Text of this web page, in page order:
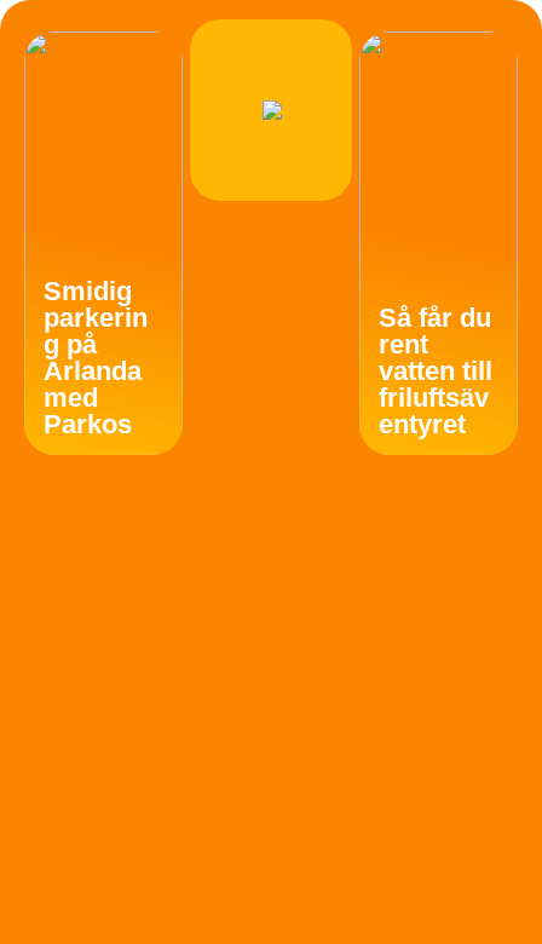
Smidig
parkerin
g på
Arlanda
med
Parkos
Så får du
rent
vatten till
friluftsäv
entyret